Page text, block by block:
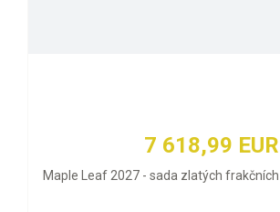
7 618,99 EUR
Maple Leaf 2027 - sada zlatých